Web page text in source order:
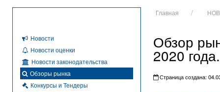
Главная
Обзор
2020 года.
Страница создана:
Новости
Новости оценки
Новости законодательства
Обзоры рынка
Конкурсы и Тендеры